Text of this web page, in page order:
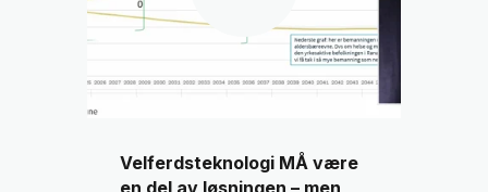
Velferdsteknologi MÅ være
en del av løsningen – men